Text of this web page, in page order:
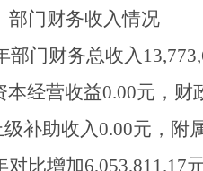
部门财务收入情况
部门财务总收入13,773,
本经营收益0.00元， 财
补助收入0.00元，附
对比增加6,053,811.17